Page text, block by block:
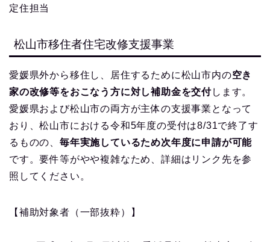
定住担当
松山市移住者住宅改修支援事業
愛媛県外から移住し、居住するために松山市内の空き
家の改修等をおこなう方に対し補助金を交付します。
愛媛県および松山市の両方が主体の支援事業となって
おり、松山市における令和5年度の受付は8/31で終了す
るものの、 毎年実施しているため次年度に申請が可能
です。要件等がやや複雑なため、詳細はリンク先を参
照してください。
【補助対象者（一部抜粋）】